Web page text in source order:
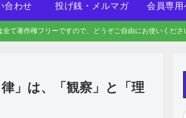
合わせ 投げ銭・メルマガ 会員専用
て著作権フリーですので、どうぞご自由にお使いくださ
」は、「観察」と「理